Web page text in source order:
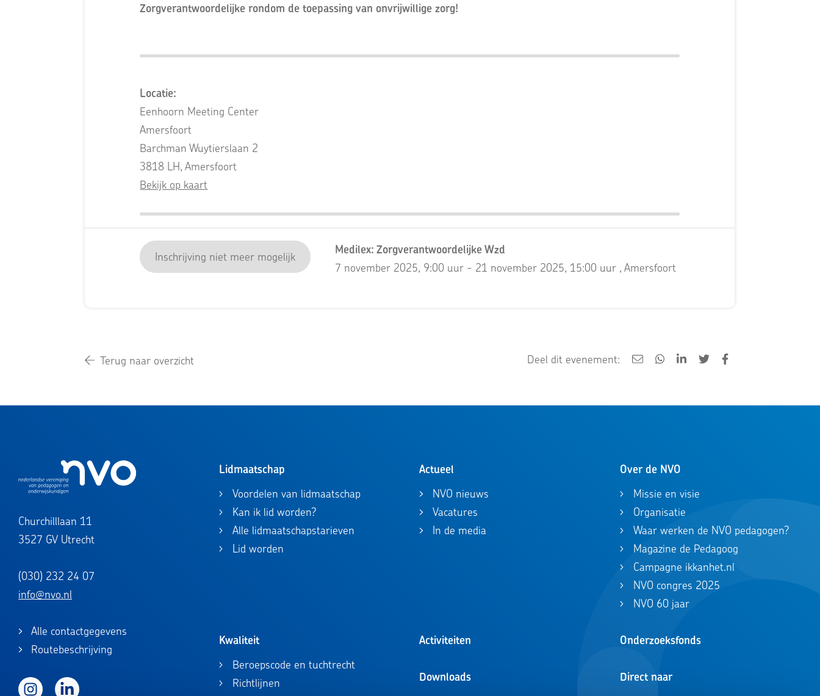
Zorgverantwoordelijke rondom de toepassing van onvrijwillige zorg!
Locatie:
Eenhoorn Meeting Center
Amersfoort
Barchman Wuytierslaan 2
3818 LH, Amersfoort
Bekijk op kaart
Inschrijving niet meer mogelijk
Medilex: Zorgverantwoordelijke Wzd
7 november 2025, 9:00 uur - 21 november 2025, 15:00 uur , Amersfoort
Terug naar overzicht Deel dit evenement:
Churchilllaan 11
3527 GV Utrecht
(030) 232 24 07
info@nvo.nl
Alle contactgegevens
Routebeschrijving
Lidmaatschap
Voordelen van lidmaatschap
Kan ik lid worden?
Alle lidmaatschapstarieven
Lid worden
Actueel
NVO nieuws
Vacatures
In de media
Over de NVO
Missie en visie
Organisatie
Waar werken de NVO pedagogen?
Magazine de Pedagoog
Campagne ikkanhet.nl
NVO congres 2025
NVO 60 jaar
Kwaliteit
Beroepscode en tuchtrecht
Richtlijnen
Activiteiten Onderzoeksfonds
Downloads
Direct naar